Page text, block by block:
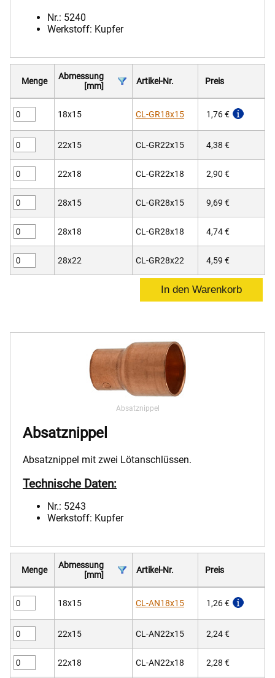
Nr.: 5240
Werkstoff: Kupfer
Menge
Abmessung
[mm]
Artikel-Nr. Preis
18x15 CL-GR18x15 1,76 €
22x15 CL-GR22x15 4,38 €
22x18 CL-GR22x18 2,90 €
28x15 CL-GR28x15 9,69 €
28x18 CL-GR28x18 4,74 €
28x22 CL-GR28x22 4,59 €
Absatznippel
Absatznippel
Absatznippel mit zwei Lötanschlüssen.
Technische Daten:
Nr.: 5243
Werkstoff: Kupfer
Menge
Abmessung
[mm]
Artikel-Nr. Preis
18x15 CL-AN18x15 1,26 €
22x15 CL-AN22x15 2,24 €
22x18 CL-AN22x18 2,28 €